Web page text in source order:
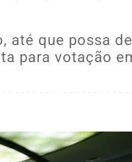
até que possa
para votação